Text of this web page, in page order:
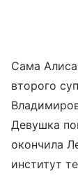
Сама
второго
Девушка
окончила
институт